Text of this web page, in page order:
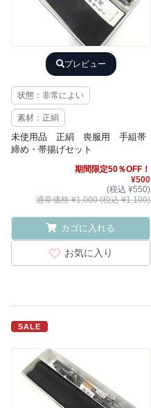
プレビュー
状態：非常によい
素材：正絹
未使用品 正絹 喪服用 手組帯
締め・帯揚げセット
期間限定50％OFF！
¥500
(税込 ¥550)
通常価格 ¥1,000 (税込 ¥1,100)
カゴに入れる
お気に入り
SALE